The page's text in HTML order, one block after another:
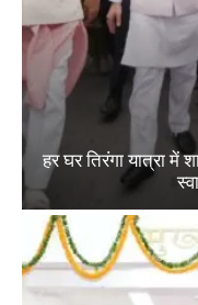
हर घर तिरंगा यात्रा में